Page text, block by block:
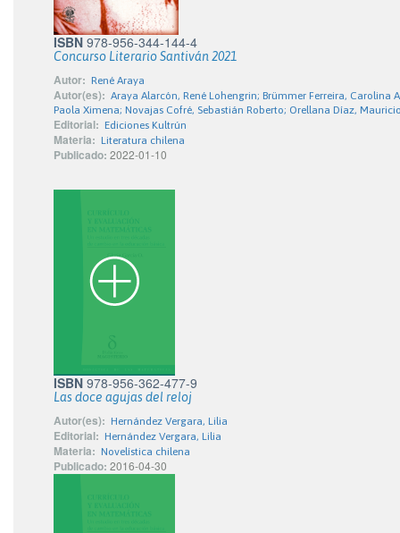
ISBN 978-956-344-144-4
Concurso Literario Santiván 2021
Autor: René Araya
Autor(es): Araya Alarcón, René Lohengrin; Brümmer Ferreira, Carolina
Paola Ximena; Novajas Cofré, Sebastián Roberto; Orellana Díaz,
Editorial: Ediciones Kultrún
Materia: Literatura chilena
Publicado: 2022-01-10
ISBN 978-956-362-477-9
Las doce agujas del reloj
Autor(es): Hernández Vergara, Lilia
Editorial: Hernández Vergara, Lilia
Materia: Novelística chilena
Publicado: 2016-04-30